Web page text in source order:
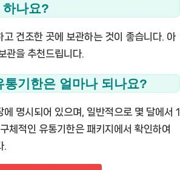
나요?
고 건조한 곳에 보관하는 것이 좋습니다. 아
관을 추천드립니다.
통기한은 얼마나 되나요?
에 명시되어 있으며, 일반적으로 몇 달에서 1
체적인 유통기한은 패키지에서 확인하여
.